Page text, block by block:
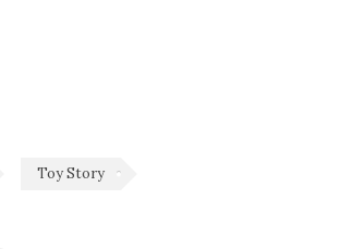
Toy Story